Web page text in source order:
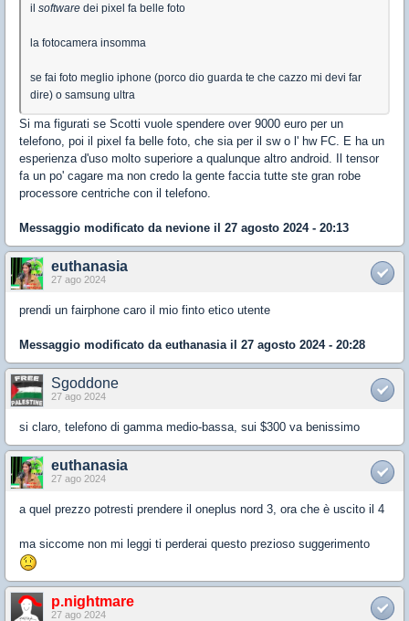
il software dei pixel fa belle foto
la fotocamera insomma
se fai foto meglio iphone (porco dio guarda te che cazzo mi devi far
dire) o samsung ultra
Si ma figurati se Scotti vuole spendere over 9000 euro per un
telefono, poi il pixel fa belle foto, che sia per il sw o l' hw FC. E ha un
esperienza d'uso molto superiore a qualunque altro android. Il tensor
fa un po' cagare ma non credo la gente faccia tutte ste gran robe
processore centriche con il telefono.
Messaggio modificato da nevione il 27 agosto 2024 - 20:13
euthanasia
27 ago 2024
prendi un fairphone caro il mio finto etico utente
Messaggio modificato da euthanasiail 27 agosto 2024 - 20:28
Sgoddone
27 ago 2024
si claro, telefono di gamma medio-bassa, sui $300 va benissimo
euthanasia
27 ago 2024
a quel prezzo potresti prendere il oneplus nord 3, ora che è uscito il 4
ma siccome non mi leggi ti perderai questo prezioso suggerimento
p.nightmare
27 ago 2024